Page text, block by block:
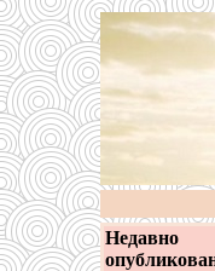
Недавно